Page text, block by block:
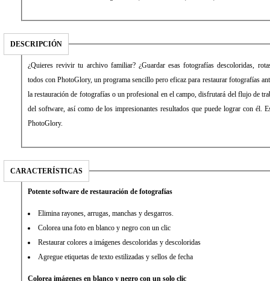
DESCRIPCIÓN
¿Quieres revivir tu archivo familiar? ¿Guardar esas fotografías descoloridas,
todos con PhotoGlory, un programa sencillo pero eficaz para restaurar fotografías
la restauración de fotografías o un profesional en el campo, disfrutará del flujo de
del software, así como de los impresionantes resultados que puede lograr con él.
PhotoGlory.
CARACTERÍSTICAS
Potente software de restauración de fotografías
Elimina rayones, arrugas, manchas y desgarros.
Colorea una foto en blanco y negro con un clic
Restaurar colores a imágenes descoloridas y descoloridas
Agregue etiquetas de texto estilizadas y sellos de fecha
Colorea imágenes en blanco y negro con un solo clic